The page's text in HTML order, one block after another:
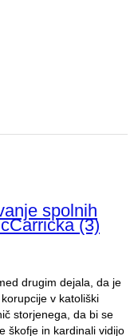
spolnih
(3)
drugim dejala, da je
v katoliški
storjenega, da bi se
škofje in kardinali vidijo